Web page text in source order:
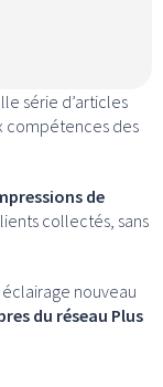
série d’articles
compétences des
de
collectés, sans
nouveau
du réseau Plus